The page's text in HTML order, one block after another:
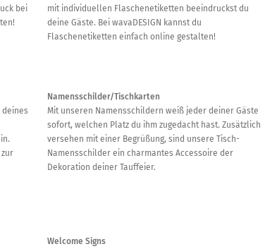
bei
mit individuellen Flaschenetiketten beeindruckst du
deine Gäste. Bei wavaDESIGN kannst du
Flaschenetiketten einfach online gestalten!
Namensschilder/Tischkarten
Mit unseren Namensschildern weiß jeder deiner Gäste
sofort, welchen Platz du ihm zugedacht hast. Zusätzlich
versehen mit einer Begrüßung, sind unsere Tisch-
Namensschilder ein charmantes Accessoire der
Dekoration deiner Tauffeier.
Welcome Signs